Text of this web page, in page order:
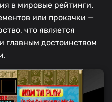
в мировые рейтинги.
или прокачки —
что является
главным достоинством